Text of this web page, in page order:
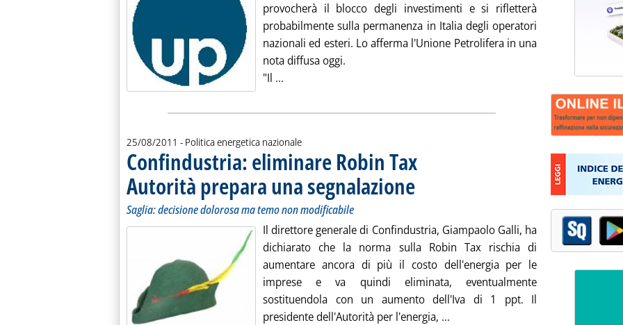
provocherà il blocco degli investimenti e si rifletterà
probabilmente sulla permanenza in Italia degli operatori
nazionali ed esteri. Lo afferma l'Unione Petrolifera in una
nota diffusa oggi.
"Il ... Leggi tutta la notizia: 'UP: Robin Tax iniqua, bloccherà investimenti'
25/08/2011 - Politica energetica nazionale
Confindustria: eliminare Robin Tax
Autorità prepara una segnalazione . Sottotitolo: Saglia: decisione dolorosa ma temo non
. Pubblicata giovedì 25 agosto 2011 alle 10.52.
Saglia: decisione dolorosa ma temo non modificabile
Il direttore generale di Confindustria, Giampaolo Galli, ha
dichiarato che la norma sulla Robin Tax rischia di
aumentare ancora di più il costo dell'energia per le
imprese e va quindi eliminata, eventualmente
sostituendola con un aumento dell'Iva di 1 ppt. Il
presidente dell'Autorità per l'energia, ... Leggi tutta la notizia: